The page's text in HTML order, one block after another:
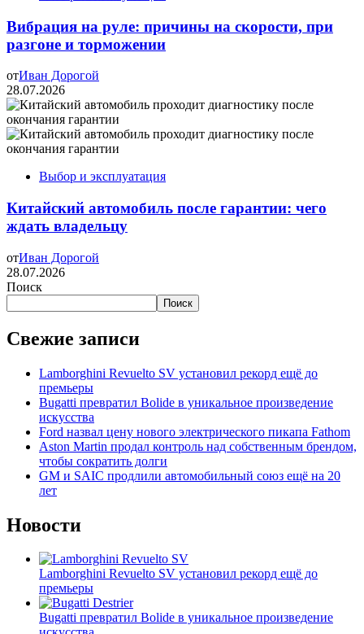
Вибрация на руле: причины на скорости, при
разгоне и торможении
отИван Дорогой
28.07.2026
Выбор и эксплуатация
Китайский автомобиль после гарантии: чего
ждать владельцу
отИван Дорогой
28.07.2026
Поиск
Поиск
Свежие записи
Lamborghini Revuelto SV установил рекорд ещё до
премьеры
Bugatti превратил Bolide в уникальное произведение
искусства
Ford назвал цену нового электрического пикапа Fathom
Aston Martin продал контроль над собственным брендом,
чтобы сократить долги
GM и SAIC продлили автомобильный союз ещё на 20
лет
Новости
Lamborghini Revuelto SV установил рекорд ещё до
премьеры
Bugatti превратил Bolide в уникальное произведение